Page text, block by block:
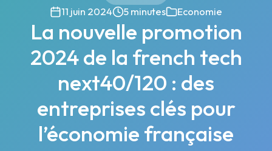
11 juin 2024 5 minutes Economie
La nouvelle promotion
2024 de la french tech
next40/120 : des
entreprises clés pour
l’économie française